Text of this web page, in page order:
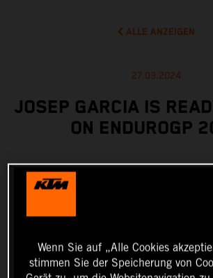
ALLE ANZEIGEN
27.03.2024
JOSEP GARCIA IS
ON ENDUROGP
Wenn Sie auf „Alle Cookies
stimmen Sie der Speicherung von